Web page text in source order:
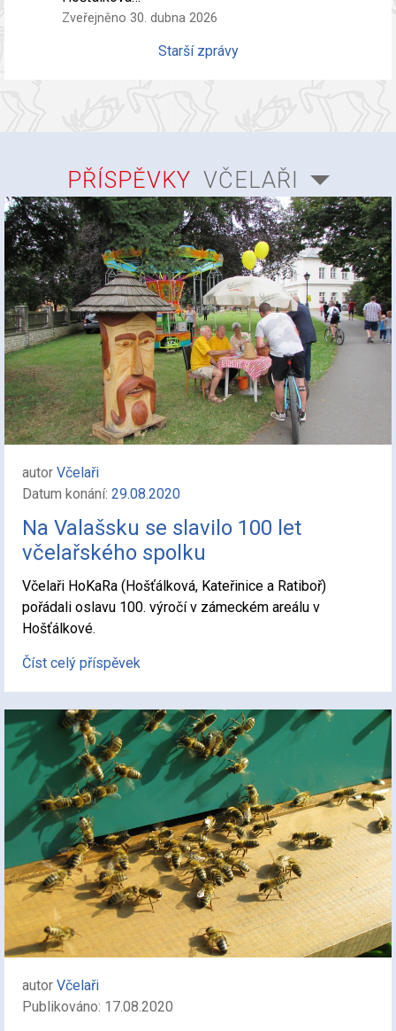
Zveřejněno 30. dubna 2026
Starší zprávy
PŘÍSPĚVKY VČELAŘI
autor Včelaři
Datum konání: 29.08.2020
Na Valašsku se slavilo 100 let
včelařského spolku
Včelaři HoKaRa (Hošťálková, Kateřinice a Ratiboř)
pořádali oslavu 100. výročí v zámeckém areálu v
Hošťálkové.
Číst celý příspěvek
autor Včelaři
Publikováno: 17.08.2020